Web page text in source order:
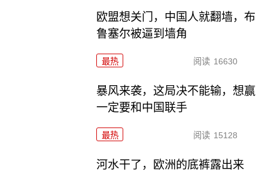
欧盟想关门，中国人就翻墙，布
鲁塞尔被逼到墙角
最热 阅读 16630
暴风来袭，这局决不能输，想赢
一定要和中国联手
最热 阅读 15128
河水干了，欧洲的底裤露出来